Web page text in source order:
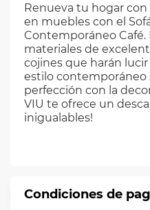
Renueva tu hogar
en muebles con el
Contemporáneo Café.
materiales de
cojines que harán
estilo contemporáneo
perfección con la
VIU te ofrece un
inigualables!
Condiciones de